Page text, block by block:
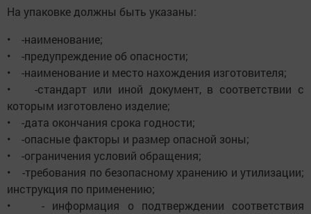
На упаковке должны быть указаны:
• -наименование;
• -предупреждение об опасности;
• -наименование и место нахождения изготовителя;
• -стандарт или иной документ, в соответствии с
которым изготовлено изделие;
• -дата окончания срока годности;
• -опасные факторы и размер опасной зоны;
• -ограничения условий обращения;
• -требования по безопасному хранению и утилизации;
инструкция по применению;
• - информация о подтверждении соответствия